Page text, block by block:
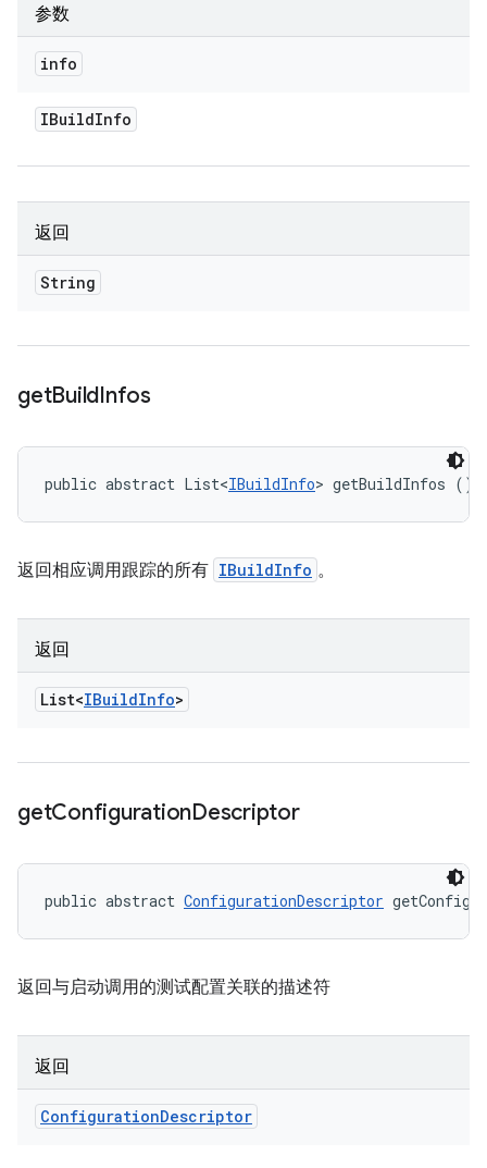
参数
info
IBuildInfo
返回
String
getBuildInfos
public abstract List<IBuildInfo> getBuildInfos ()
返回相应调用跟踪的所有 IBuildInfo 。
返回
List<IBuildInfo>
getConfigurationDescriptor
public abstract ConfigurationDescriptor
返回与启动调用的测试配置关联的描述符
返回
ConfigurationDescriptor